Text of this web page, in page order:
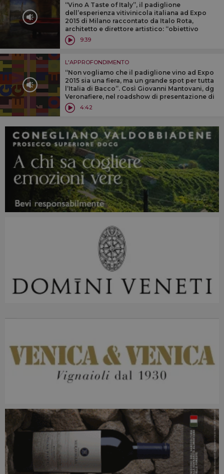
“Vino A Taste of Italy”, il padiglione
dell’esperienza vitivinicola italiana ad Expo
2015 di Milano raccontato da Italo Rota,
architetto e direttore artistico: “obiettivo
emozionare i visitatori con un percorso che
coinvolga i cinque sensi”
9:39
L'APPROFONDIMENTO
“Non vogliamo che il padiglione vino ad Expo
2015 sia una fiera, ma un grande spot per tutta
l’Italia di Bacco”. Così Giovanni Mantovani, dg
Veronafiere, nel roadshow di presentazione di
“Vino - A taste of Italy”. Tra obiettivi,
opportunità e costi
4:42